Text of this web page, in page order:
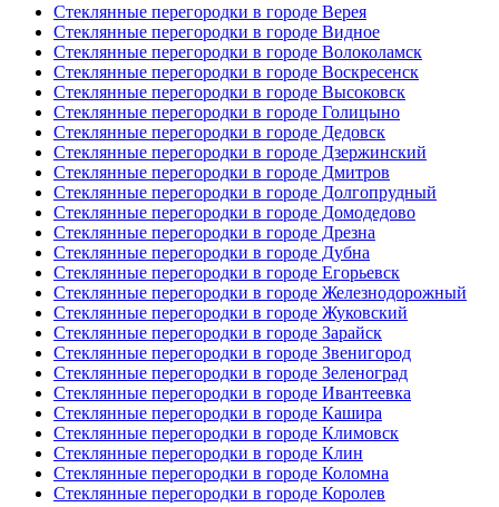
Стеклянные перегородки в городе Верея
Стеклянные перегородки в городе Видное
Стеклянные перегородки в городе Волоколамск
Стеклянные перегородки в городе Воскресенск
Стеклянные перегородки в городе Высоковск
Стеклянные перегородки в городе Голицыно
Стеклянные перегородки в городе Дедовск
Стеклянные перегородки в городе Дзержинский
Стеклянные перегородки в городе Дмитров
Стеклянные перегородки в городе Долгопрудный
Стеклянные перегородки в городе Домодедово
Стеклянные перегородки в городе Дрезна
Стеклянные перегородки в городе Дубна
Стеклянные перегородки в городе Егорьевск
Стеклянные перегородки в городе Железнодорожный
Стеклянные перегородки в городе Жуковский
Стеклянные перегородки в городе Зарайск
Стеклянные перегородки в городе Звенигород
Стеклянные перегородки в городе Зеленоград
Стеклянные перегородки в городе Ивантеевка
Стеклянные перегородки в городе Кашира
Стеклянные перегородки в городе Климовск
Стеклянные перегородки в городе Клин
Стеклянные перегородки в городе Коломна
Стеклянные перегородки в городе Королев